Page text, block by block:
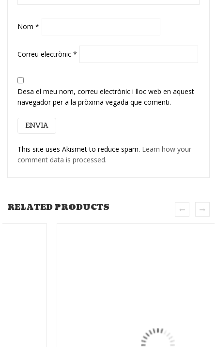
Nom *
Correu electrònic *
Desa el meu nom, correu electrònic i lloc web en aquest
navegador per a la pròxima vegada que comenti.
This site uses Akismet to reduce spam. Learn how your
comment data is processed.
RELATED PRODUCTS